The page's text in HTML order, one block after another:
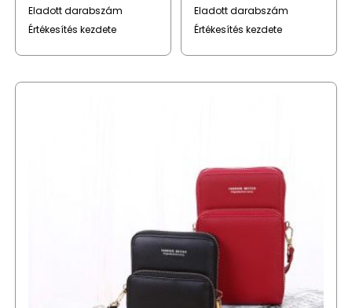
Eladott darabszám
Értékesítés kezdete
Eladott darabszám
Értékesítés kezdete